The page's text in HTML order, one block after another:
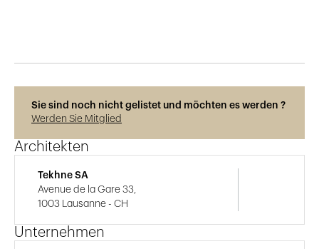
Sie sind noch nicht gelistet und möchten es werden ?
Werden Sie Mitglied
Architekten
Tekhne SA
Avenue de la Gare 33,
1003 Lausanne - CH
Unternehmen